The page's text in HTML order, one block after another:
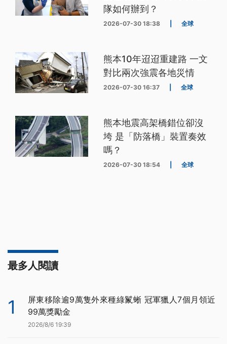
隊如何辦到？
2026-07-30 18:38 全球
熊本10年迢迢重建路 一文
對比兩次強震各地災情
2026-07-30 16:37 全球
熊本地震高架橋錯位卻沒
垮 是「防落橋」裝置奏效
嗎？
2026-07-30 18:54 全球
最多人閱讀
1
屏東移除逾9萬隻外來種綠鬣蜥 冠軍獵人7個月領近
99萬獎勵金
2026/8/6 19:39